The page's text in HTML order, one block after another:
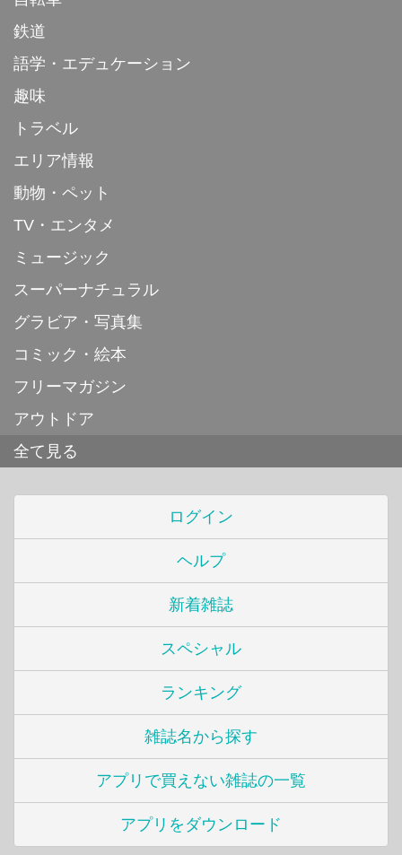
鉄道
語学・エデュケーション
趣味
トラベル
エリア情報
動物・ペット
TV・エンタメ
ミュージック
スーパーナチュラル
グラビア・写真集
コミック・絵本
フリーマガジン
アウトドア
全て見る
ログイン
ヘルプ
新着雑誌
スペシャル
ランキング
雑誌名から探す
アプリで買えない雑誌の一覧
アプリをダウンロード